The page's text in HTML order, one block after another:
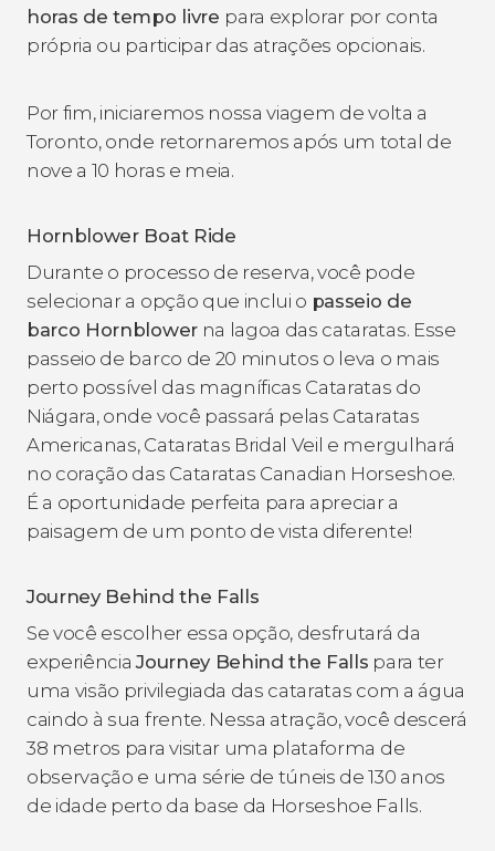
horas de tempo livre para explorar por conta
própria ou participar das atrações opcionais.
Por fim, iniciaremos nossa viagem de volta a
Toronto, onde retornaremos após um total de
nove a 10 horas e meia.
Hornblower Boat Ride
Durante o processo de reserva, você pode
selecionar a opção que inclui o passeio de
barco Hornblowerna lagoa das cataratas. Esse
passeio de barco de 20 minutos o leva o mais
perto possível das magníficas Cataratas do
Niágara, onde você passará pelas Cataratas
Americanas, Cataratas Bridal Veil e mergulhará
no coração das Cataratas Canadian Horseshoe.
É a oportunidade perfeita para apreciar a
paisagem de um ponto de vista diferente!
Journey Behind the Falls
Se você escolher essa opção, desfrutará da
experiênciaJourney Behind the Falls para ter
uma visão privilegiada das cataratas com a água
caindo à sua frente. Nessa atração, você descerá
38 metros para visitar uma plataforma de
observação e uma série de túneis de 130 anos
de idade perto da base da Horseshoe Falls.